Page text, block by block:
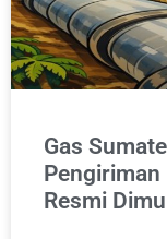
Gas
Pengiriman
Resmi